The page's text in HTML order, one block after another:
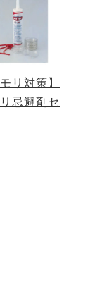
リ対策】
忌避剤セ